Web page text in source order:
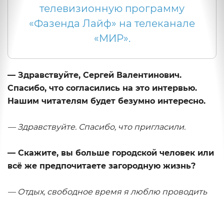
телевизионную программу
«Фазенда Лайф» на телеканале
«МИР».
— Здравствуйте, Сергей Валентинович.
Спасибо, что согласились на это интервью.
Нашим читателям будет безумно интересно.
— Здравствуйте. Спасибо, что пригласили.
— Скажите, вы больше городской человек или
всё же предпочитаете загородную жизнь?
— Отдых, свободное время я люблю проводить